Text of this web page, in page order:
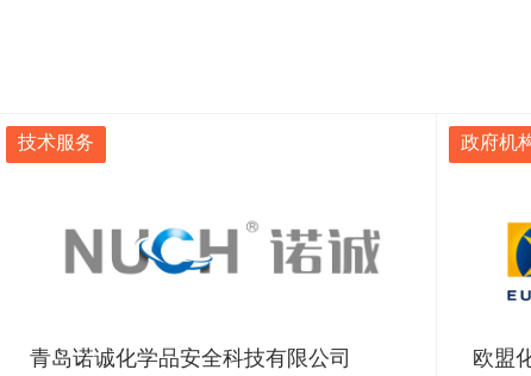
技术服务
青岛诺诚化学品安全科技有限公司
政府机
欧盟